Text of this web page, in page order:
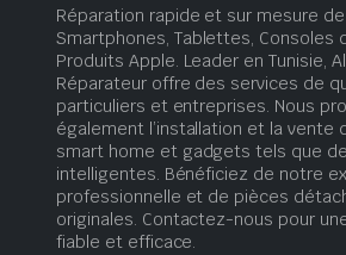
Réparation rapide et sur mesure de
Smartphones, Tablettes, Consoles
Produits Apple. Leader en Tunisie,
Réparateur offre des services de
particuliers et entreprises. Nous
également l’installation et la vente
smart home et gadgets tels que
intelligentes. Bénéficiez de notre
professionnelle et de pièces
originales. Contactez-nous pour
fiable et efficace.